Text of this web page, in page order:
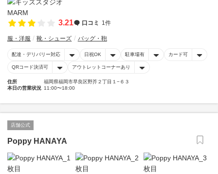
3.21 口コミ 1件
服・洋服 靴・シューズ バッグ・鞄
配達・デリバリー対応 日祝OK 駐車場有 カード可
QRコード決済可 アウトレットコーナーあり
住所
福岡県福岡市早良区野芥２丁目１−６３
本日の営業状況 11:00〜18:00
店舗公式
Poppy HANAYA